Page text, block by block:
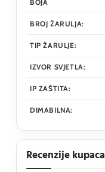
BOJA
BROJ ŽARULJA:
TIP ŽARULJE:
IZVOR SVJETLA:
IP ZAŠTITA:
DIMABILNA:
Recenzije kupaca